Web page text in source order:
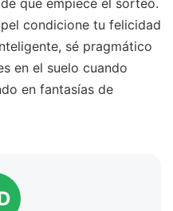
que empiece el sorteo.
condicione tu felicidad
sé pragmático
en el suelo cuando
en fantasías de